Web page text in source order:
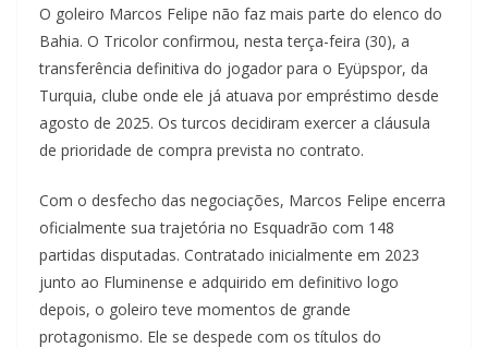
O goleiro Marcos Felipe não faz mais parte do elenco do
Bahia. O Tricolor confirmou, nesta terça-feira (30), a
transferência definitiva do jogador para o Eyüpspor, da
Turquia, clube onde ele já atuava por empréstimo desde
agosto de 2025. Os turcos decidiram exercer a cláusula
de prioridade de compra prevista no contrato.
Com o desfecho das negociações, Marcos Felipe encerra
oficialmente sua trajetória no Esquadrão com 148
partidas disputadas. Contratado inicialmente em 2023
junto ao Fluminense e adquirido em definitivo logo
depois, o goleiro teve momentos de grande
protagonismo. Ele se despede com os títulos do